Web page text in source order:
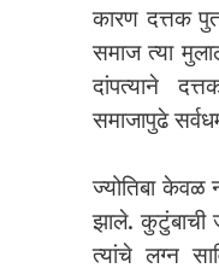
कारण दत्तक
समाज त्या
दांपत्याने
समाजापुढे
ज्योतिबा केवळ
झाले. कुटुंबाची
त्यांचे लग्न